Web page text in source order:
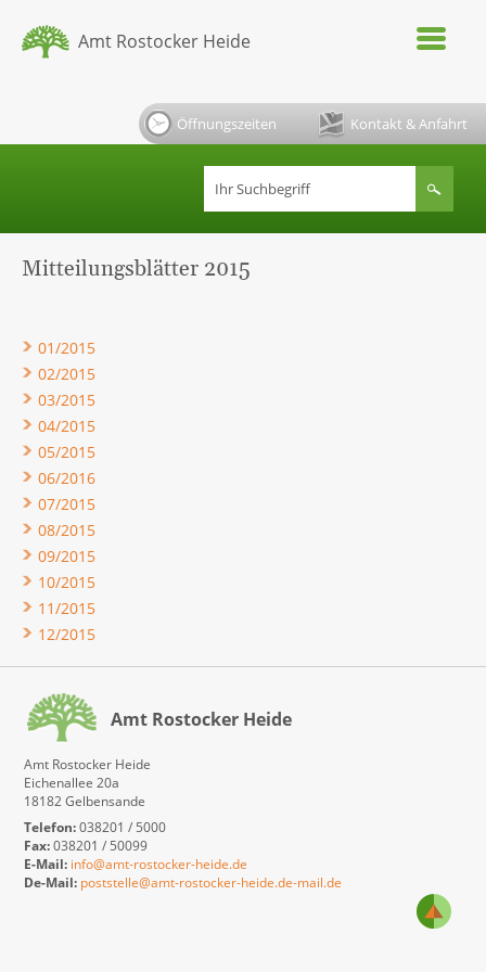
Amt Rostocker Heide
Öffnungszeiten Kontakt & Anfahrt
Mitteilungsblätter 2015
01/2015
02/2015
03/2015
04/2015
05/2015
06/2016
07/2015
08/2015
09/2015
10/2015
11/2015
12/2015
Amt Rostocker Heide
Amt Rostocker Heide
Eichenallee 20a
18182 Gelbensande
Telefon:038201 / 5000
Fax:038201 / 50099
E-Mail: info@amt-rostocker-heide.de
De-Mail: poststelle@amt-rostocker-heide.de-mail.de